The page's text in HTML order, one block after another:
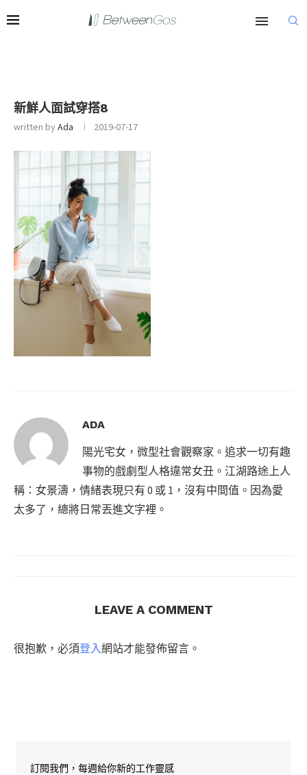
新鮮人面試穿搭8
written byAda 2019-07-17
ADA
陽光宅女，微型社會觀察家。追求一切有趣
事物的戲劇型人格違常女丑。江湖路途上人
稱：女景濤，情緒表現只有 0 或 1，沒有中間值。因為愛
太多了，總將日常丟進文字裡。
LEAVE A COMMENT
很抱歉，必須登入網站才能發佈留言。
訂閱我們，每週給你新的工作靈感